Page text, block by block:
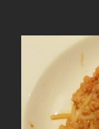
Image